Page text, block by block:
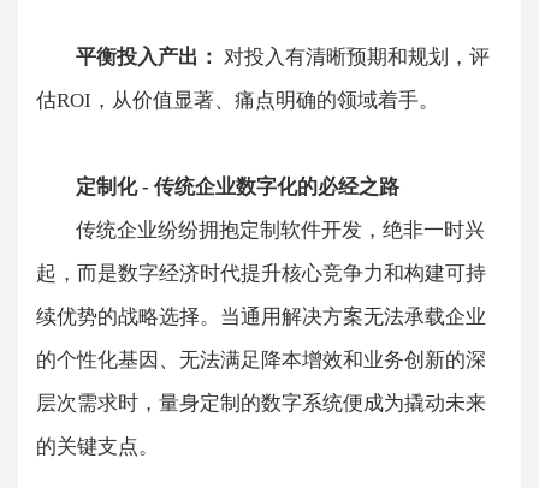
​​平衡投入产出：​​ 对投入有清晰预期和规划，评
估ROI，从价值显著、痛点明确的领域着手。
定制化 - 传统企业数字化的必经之路​
传统企业纷纷拥抱定制软件开发，绝非一时兴
起，而是数字经济时代提升核心竞争力和构建可持
续优势的战略选择。当通用解决方案无法承载企业
的个性化基因、无法满足降本增效和业务创新的深
层次需求时，量身定制的数字系统便成为撬动未来
的关键支点。